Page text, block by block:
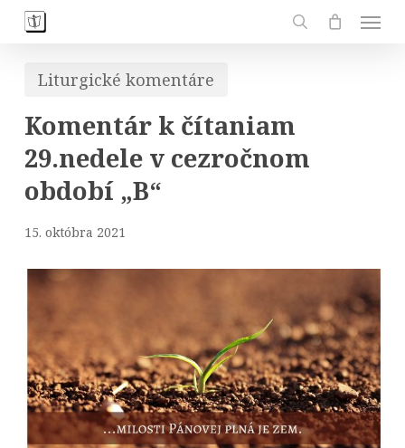
Skip
contentLiturgické komentáre
Komentár k čítaniam
29.nedele v cezročnom
období „B“
15. októbra 2021